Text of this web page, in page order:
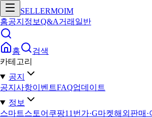
SELLERMOIM
홈공지 정보Q&A거래 일반
홈
검색
카테고리
공지
공지사항이벤트FAQ업데이트
정보
스마트스토어 쿠팡11번가·G마켓해외판매·